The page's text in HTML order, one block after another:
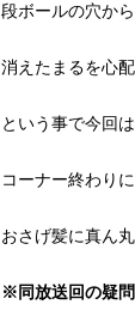
段ボールの穴か
消えたまるを心
という事で今回
コーナー終わり
おさげ髪に真ん
※同放送回の疑